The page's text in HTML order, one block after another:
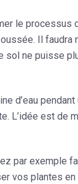
le processus
Il faudra
ne puisse
d’eau pendant
L’idée est de
par exemple
vos plantes